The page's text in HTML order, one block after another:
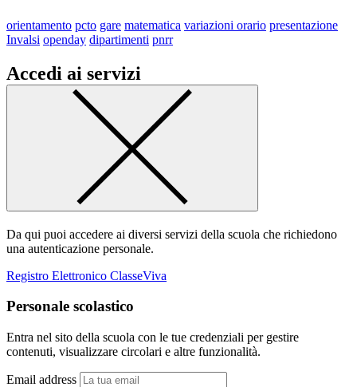
orientamento pcto gare matematica variazioni orario presentazione
Invalsi openday dipartimenti pnrr
Accedi ai servizi
Da qui puoi accedere ai diversi servizi della scuola che richiedono
una autenticazione personale.
Registro Elettronico ClasseViva
Personale scolastico
Entra nel sito della scuola con le tue credenziali per gestire
contenuti, visualizzare circolari e altre funzionalità.
Email address